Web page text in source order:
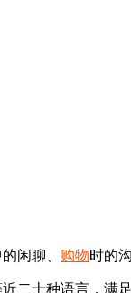
闲聊、 购物时的
二十种语言，满